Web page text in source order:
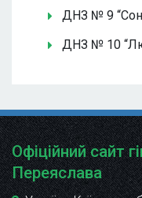
ДНЗ № 9
ДНЗ № 10
Офіційний сайт
Переяслава